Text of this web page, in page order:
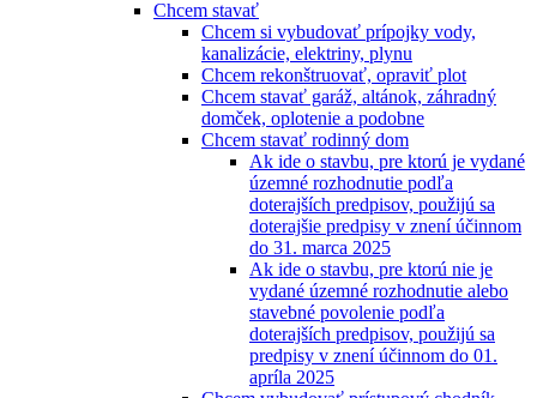
Chcem stavať
Chcem si vybudovať prípojky vody,
kanalizácie, elektriny, plynu
Chcem rekonštruovať, opraviť plot
Chcem stavať garáž, altánok, záhradný
domček, oplotenie a podobne
Chcem stavať rodinný dom
Ak ide o stavbu, pre ktorú je vydané
územné rozhodnutie podľa
doterajších predpisov, použijú sa
doterajšie predpisy v znení účinnom
do 31. marca 2025
Ak ide o stavbu, pre ktorú nie je
vydané územné rozhodnutie alebo
stavebné povolenie podľa
doterajších predpisov, použijú sa
predpisy v znení účinnom do 01.
apríla 2025